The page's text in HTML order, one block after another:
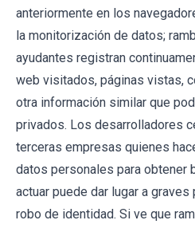
anteriormente en los
la monitorización de datos;
ayudantes registran
web visitados, páginas vistas,
otra información similar que
privados. Los desarrolladores
terceras empresas quienes
datos personales para obtener
actuar puede dar lugar a
robo de identidad. Si ve que